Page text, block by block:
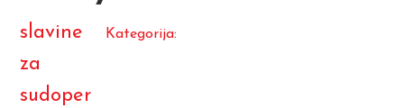
Kategorija:
slavine
za
sudoper